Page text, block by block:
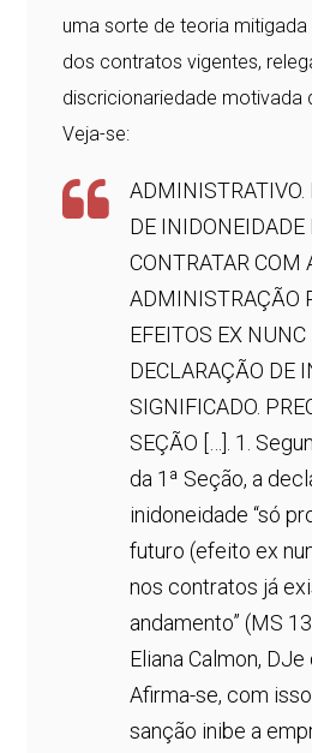
uma sorte de teoria
dos contratos vigentes,
discricionariedade motivada
Veja-se:
ADMINISTRATIVO.
DE INIDONEIDADE
CONTRATAR COM
ADMINISTRAÇÃO
EFEITOS EX NUNC
DECLARAÇÃO DE
SIGNIFICADO.
SEÇÃO […]. 1.
da 1ª Seção, a
inidoneidade “só
futuro (efeito ex
nos contratos já
andamento” (MS
Eliana Calmon, DJe
Afirma-se, com
sanção inibe a